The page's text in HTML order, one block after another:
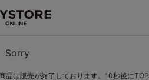
Sorry
品は販売が終了しております。10秒後にTOP